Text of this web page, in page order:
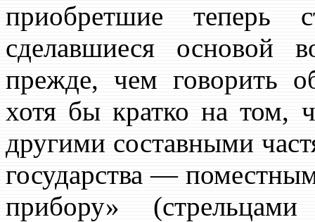
приобретшие теперь
сделавшиеся основой
прежде, чем говорить
хотя бы кратко на том,
другими составными
государства —
прибору»